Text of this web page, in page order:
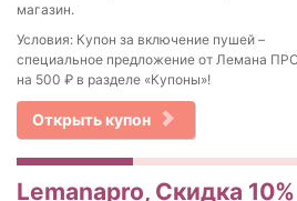
магазин.
Условия: Купон за включение пушей –
специальное предложение от Лемана
на 500 ₽ в разделе «Купоны»!
Открыть купон
Lemanapro, Скидка